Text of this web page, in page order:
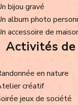
bijou gravé
album photo
accessoire de
Activités
en nature
créatif
jeux de société